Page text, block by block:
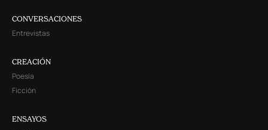
CONVERSACIONES
Entrevistas
CREACIÓN
Poesía
Ficción
ENSAYOS